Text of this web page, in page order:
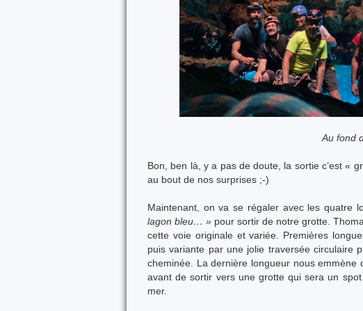
Au fond
Bon, ben là, y a pas de doute, la sortie c’est «
au bout de nos surprises ;-)
Maintenant, on va se régaler avec les quatre
lagon bleu… » pour sortir de notre grotte.
cette voie originale et variée. Premières
puis variante par une jolie traversée circulaire
cheminée. La dernière longueur nous
avant de sortir vers une grotte qui sera un
mer.